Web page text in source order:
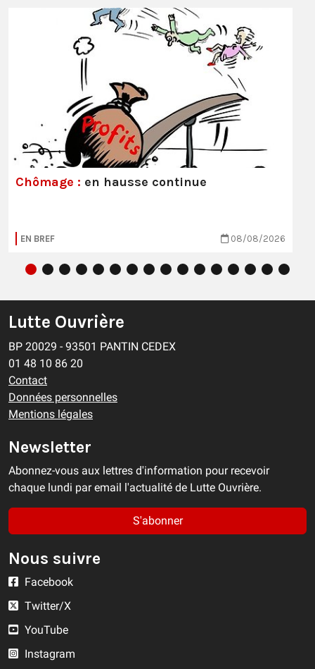
Chômage : en hausse continue
EN BREF 08/08/2026
Lutte Ouvrière
BP 20029 - 93501 PANTIN CEDEX
01 48 10 86 20
Contact
Données personnelles
Mentions légales
Newsletter
Abonnez-vous aux lettres d'information pour recevoir
chaque lundi par email l'actualité de Lutte Ouvrière.
S'abonner
Nous suivre
Facebook
Twitter/X
YouTube
Instagram